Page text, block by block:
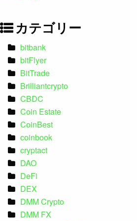
カテゴリー
bitbank
bitFlyer
BitTrade
Brilliantcrypto
CBDC
Coin Estate
CoinBest
coinbook
cryptact
DAO
DeFi
DEX
DMM Crypto
DMM FX